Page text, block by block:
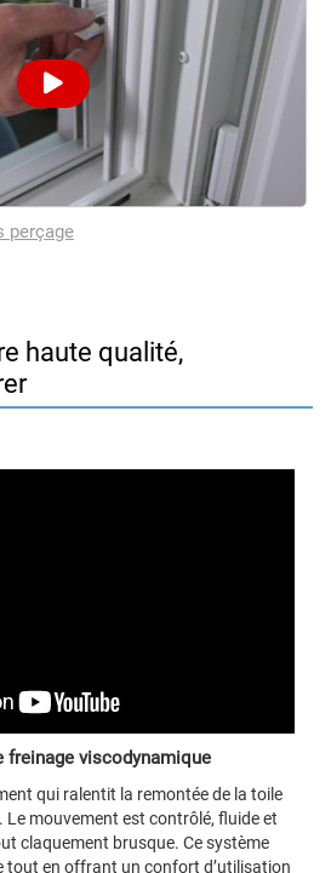
perçage
haute qualité,
freinage viscodynamique
qui ralentit la remontée de la toile
Le mouvement est contrôlé, fluide et
claquement brusque. Ce système
tout en offrant un confort d’utilisation